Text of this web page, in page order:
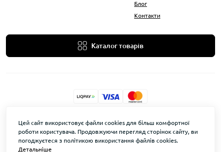
Блог
Контакти
Каталог товарів
KovAle © 2026
Цей сайт використовує файли cookies для більш комфортної
роботи користувача. Продовжуючи перегляд сторінок сайту, ви
погоджуєтеся з політикою використання файлів cookies.
Детальніше